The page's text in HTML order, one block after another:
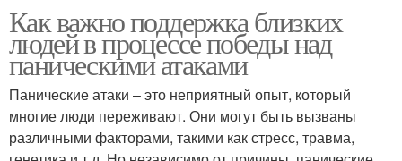
Как важно поддержка близких
людей в процессе победы над
паническими атаками
Панические атаки – это неприятный опыт, который
многие люди переживают. Они могут быть вызваны
различными факторами, такими как стресс, травма,